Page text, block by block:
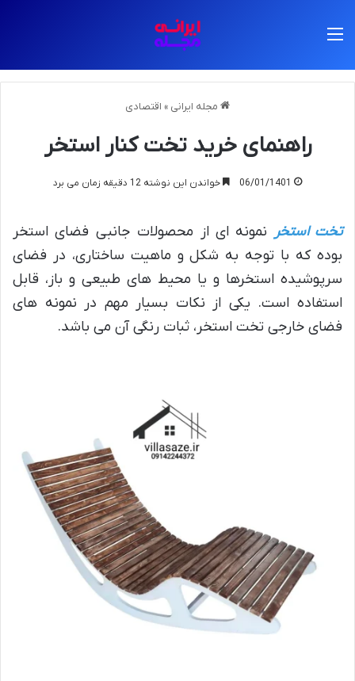
مجله ایرانی » اقتصادی
راهنمای خرید تخت کنار استخر
06/01/1401 خواندن این نوشته 12 دقیقه زمان می برد
تخت استخر نمونه ای از محصولات جانبی فضای استخر
بوده که با توجه به شکل و ماهیت ساختاری، در فضای
سرپوشیده استخرها و یا محیط های طبیعی و باز، قابل
استفاده است. یکی از نکات بسیار مهم در نمونه های
فضای خارجی تخت استخر، ثبات رنگی آن می باشد.